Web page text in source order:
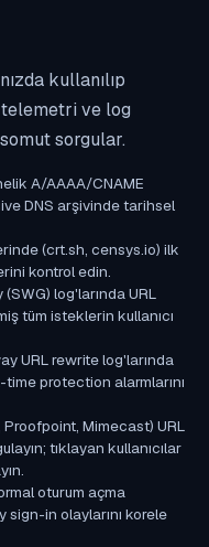
kullanılıp
telemetri ve log
sorgular.
A/AAAA/CNAME
DNS arşivinde tarihsel
(crt.sh, censys.io) ilk
kontrol edin.
log'larında URL
tüm isteklerin kullanıcı
URL rewrite log'larında
protection alarmlarını
Mimecast) URL
tıklayan kullanıcılar
oturum açma
sign-in olaylarını korele